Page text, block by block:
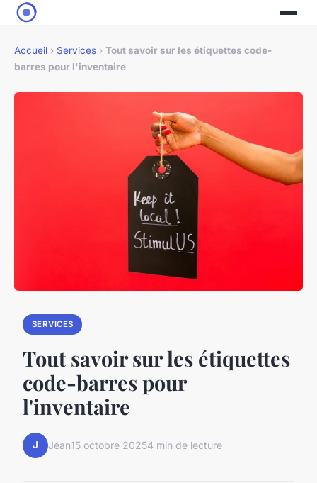
Accueil › Services › Tout savoir sur les étiquettes code-
barres pour l'inventaire
SERVICES
Tout savoir sur les étiquettes
code-barres pour
l'inventaire
J Jean15 octobre 20254 min de lecture